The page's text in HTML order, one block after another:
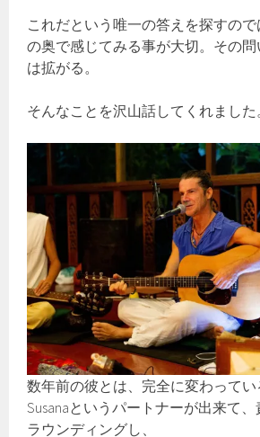
これだという唯一の答えを探すの
の奥で感じてみる事が大切。その
は拡がる。
そんなことを沢山話してくれました
数年前の彼とは、完全に変わってい
Susanaというパートナーが出来て
ラウンディングし、